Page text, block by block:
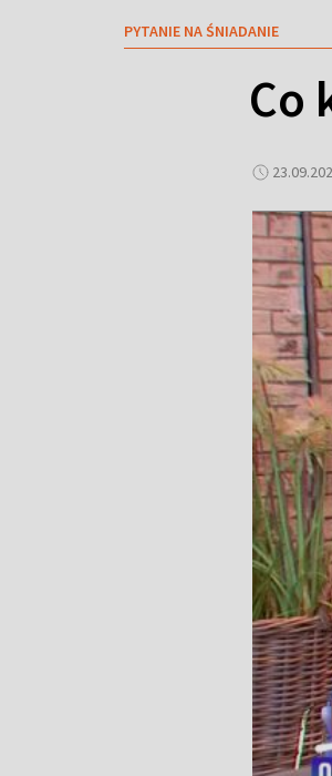
PYTANIE NA ŚNIADANIE
Co